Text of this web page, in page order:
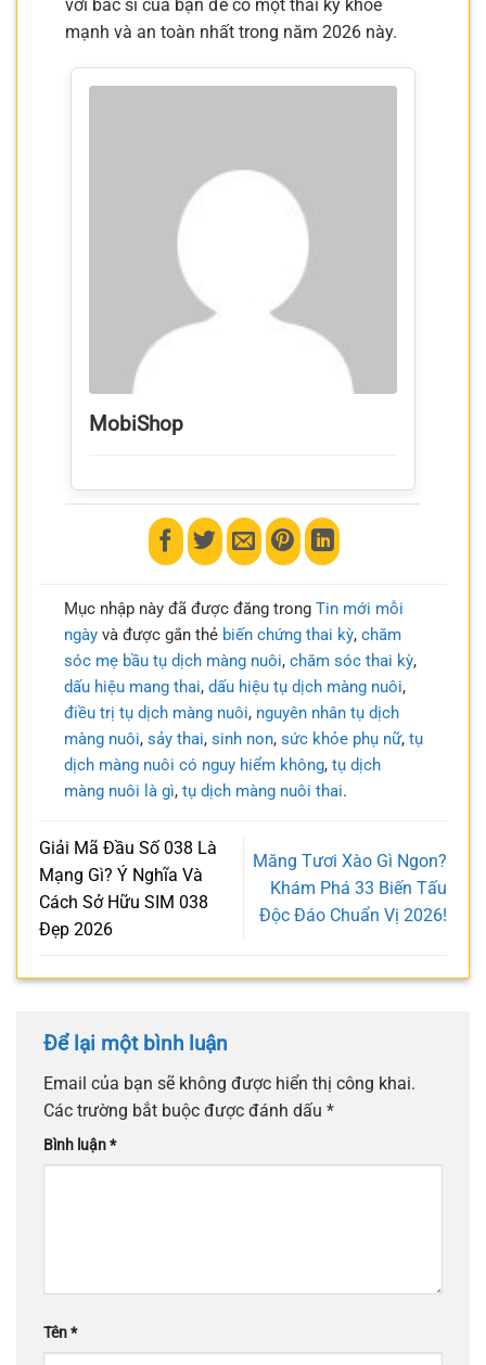
với bác sĩ của bạn để có một thai kỳ khỏe
mạnh và an toàn nhất trong năm 2026 này.
MobiShop
Mục nhập này đã được đăng trong Tin mới mỗi
ngàyvà được gắn thẻ biến chứng thai kỳ, chăm
sóc mẹ bầu tụ dịch màng nuôi, chăm sóc thai kỳ,
dấu hiệu mang thai, dấu hiệu tụ dịch màng nuôi,
điều trị tụ dịch màng nuôi, nguyên nhân tụ dịch
màng nuôi, sảy thai, sinh non, sức khỏe phụ nữ, tụ
dịch màng nuôi có nguy hiểm không, tụ dịch
màng nuôi là gì, tụ dịch màng nuôi thai.
Giải Mã Đầu Số 038 Là
Mạng Gì? Ý Nghĩa Và
Cách Sở Hữu SIM 038
Đẹp 2026
Măng Tươi Xào Gì Ngon?
Khám Phá 33 Biến Tấu
Độc Đáo Chuẩn Vị 2026!
Để lại một bình luận
Email của bạn sẽ không được hiển thị công khai.
Các trường bắt buộc được đánh dấu *
Bình luận*
Tên*